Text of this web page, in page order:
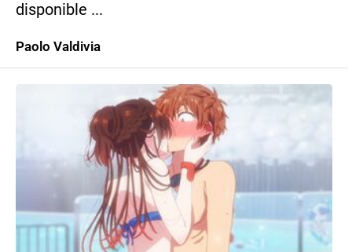
disponible ...
Paolo Valdivia